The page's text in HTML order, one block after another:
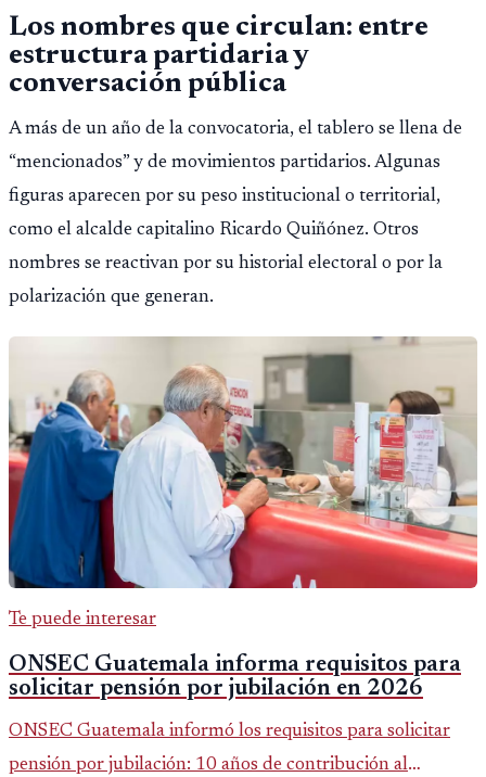
Los nombres que circulan: entre
estructura partidaria y
conversación pública
A más de un año de la convocatoria, el tablero se llena de
“mencionados” y de movimientos partidarios. Algunas
figuras aparecen por su peso institucional o territorial,
como el alcalde capitalino Ricardo Quiñónez. Otros
nombres se reactivan por su historial electoral o por la
polarización que generan.
Te puede interesar
ONSEC Guatemala informa requisitos para
solicitar pensión por jubilación en 2026
ONSEC Guatemala informó los requisitos para solicitar
pensión por jubilación: 10 años de contribución al